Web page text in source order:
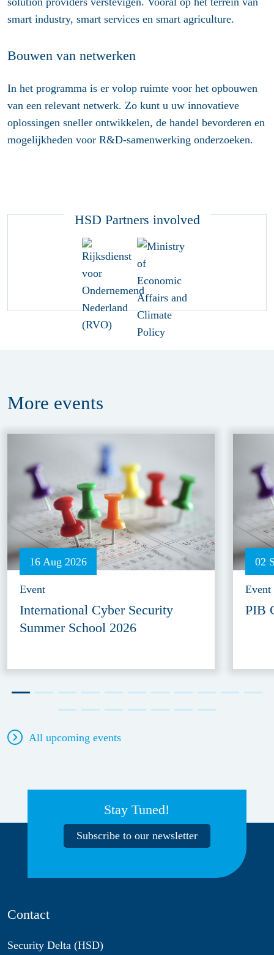
smart industry, smart services en smart agriculture.
Bouwen van netwerken
In het programma is er volop ruimte voor het opbouwen
van een relevant netwerk. Zo kunt u uw innovatieve
oplossingen sneller ontwikkelen, de handel bevorderen en
mogelijkheden voor R&D-samenwerking onderzoeken.
HSD Partners involved
More events
16 Aug 2026
Event
International Cyber Security
Summer School 2026
02
Event
PIB
All upcoming events
Stay Tuned!
Subscribe to our newsletter
Contact
Security Delta (HSD)